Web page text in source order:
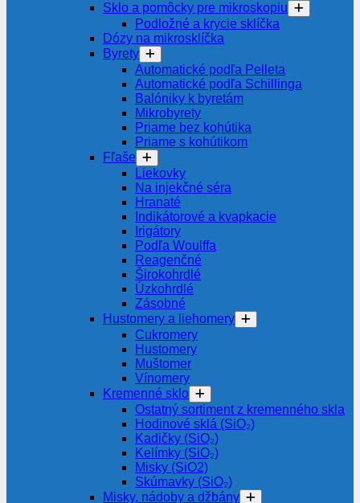
Sklo a pomôcky pre mikroskopiu
Podložné a krycie sklíčka
Dózy na mikrosklíčka
Byrety
Automatické podľa Pelleta
Automatické podľa Schillinga
Balóniky k byretám
Mikrobyrety
Priame bez kohútika
Priame s kohútikom
Fľaše
Liekovky
Na injekčné séra
Hranaté
Indikátorové a kvapkacie
Irigátory
Podľa Woulffa
Reagenčné
Širokohrdlé
Úzkohrdlé
Zásobné
Hustomery a liehomery
Cukromery
Hustomery
Muštomer
Vínomery
Kremenné sklo
Ostatný sortiment z kremenného skla
Hodinové sklá (SiO₂)
Kadičky (SiO₂)
Kelímky (SiO₂)
Misky (SiO2)
Skúmavky (SiO₂)
Misky, nádoby a džbány